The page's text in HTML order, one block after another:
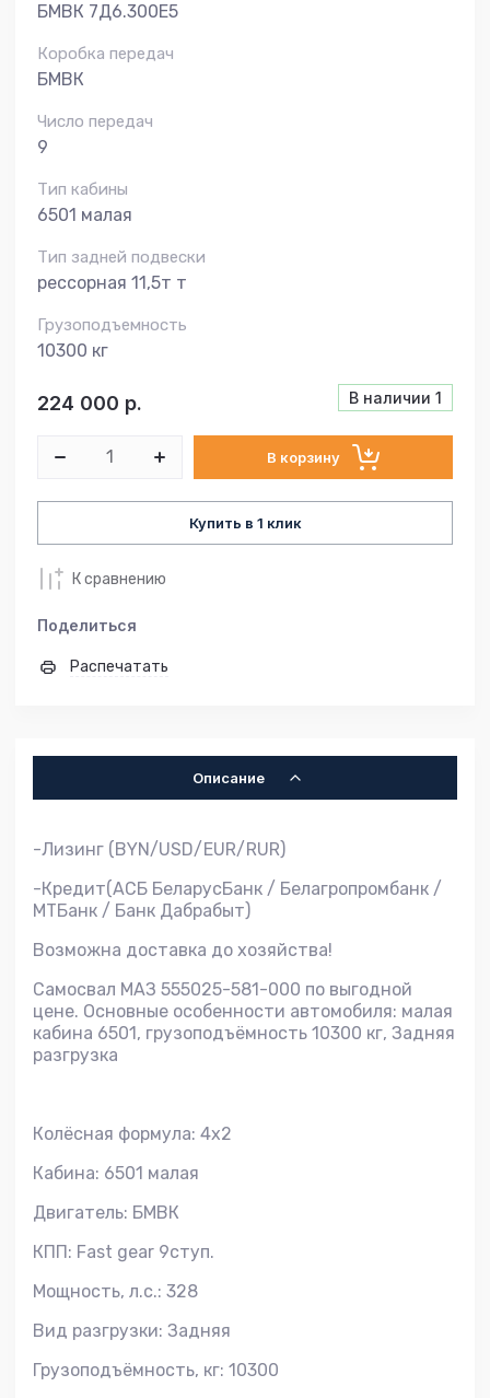
БМВК 7Д6.300E5
Коробка передач
БМВК
Число передач
9
Тип кабины
6501 малая
Тип задней подвески
рессорная 11,5т т
Грузоподъемность
10300 кг
В наличии 1
224 000 р.
В корзину
Купить в 1 клик
К сравнению
Поделиться
Распечатать
Описание
-Лизинг (BYN/USD/EUR/RUR)
-Кредит(АСБ БеларусБанк / Белагропромбанк /
МТБанк / Банк Дабрабыт)
Возможна доставка до хозяйства!
Самосвал МАЗ 555025-581-000 по выгодной
цене. Основные особенности автомобиля: малая
кабина 6501, грузоподъёмность 10300 кг, Задняя
разгрузка
Колёсная формула: 4x2
Кабина: 6501 малая
Двигатель: БМВК
КПП: Fast gear 9ступ.
Мощность, л.с.: 328
Вид разгрузки: Задняя
Грузоподъёмность, кг: 10300